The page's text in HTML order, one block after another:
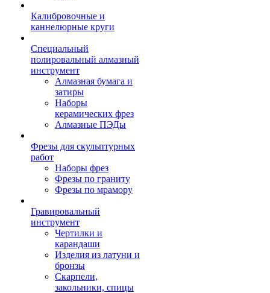
Калибровочные и
каннелюрные круги
Специальный
полировальный алмазный
инструмент
Алмазная бумага и
затиры
Наборы
керамических фрез
Алмазные ПЭДы
Фрезы для скульптурных
работ
Наборы фрез
Фрезы по граниту
Фрезы по мрамору
Гравировальный
инструмент
Чертилки и
карандаши
Изделия из латуни и
бронзы
Скарпели,
закольники, спицы